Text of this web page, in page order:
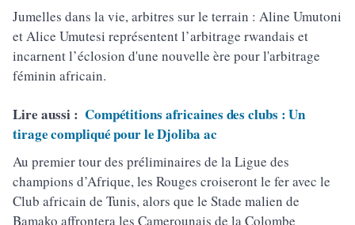
Jumelles dans la vie, arbitres sur le terrain : Aline Umutoni
et Alice Umutesi représentent l’arbitrage rwandais et
incarnent l’éclosion d'une nouvelle ère pour l'arbitrage
féminin africain.
Lire aussi : Compétitions africaines des clubs : Un
tirage compliqué pour le Djoliba ac
Au premier tour des préliminaires de la Ligue des
champions d’Afrique, les Rouges croiseront le fer avec le
Club africain de Tunis, alors que le Stade malien de
Bamako affrontera les Camerounais de la Colombe